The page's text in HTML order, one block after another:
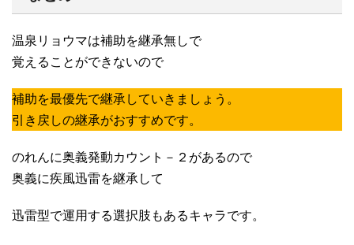
温泉リョウマは補助を継承無しで
覚えることができないので
補助を最優先で継承していきましょう。
引き戻しの継承がおすすめです。
のれんに奥義発動カウント－２があるので
奥義に疾風迅雷を継承して
迅雷型で運用する選択肢もあるキャラです。